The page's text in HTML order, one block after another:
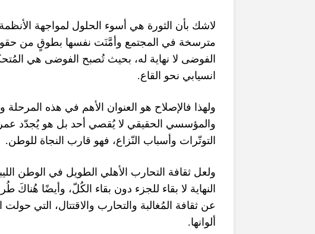
لاشك بأن الثورة هي أسوء الحلول لمواجهة
مترسخة في المجتمع وأمَّنَت نفسها بطوقٍ من
الفوضى لا نهاية له، بحيث تُصبح الفوضى هي
انسيابي نحو القاع.
ولهذا فالإصلاح هو العنوان الأهم في هذه
والمؤسسي الحقيقي لا يُقصي أحد بل هو يُجدّد عمر
التوتّرات وأسباب النّزاع، فهو قارب النجاة للوطن.
ولعل ثقافة التحارب الأهلي الطويل في الوطن
النهاية لا بقاء للجزء دون بقاء الكُلّ، وأيضًا
عن ثقافة المُغالبة والتحارب والاقتتال، التي
ألوانها.